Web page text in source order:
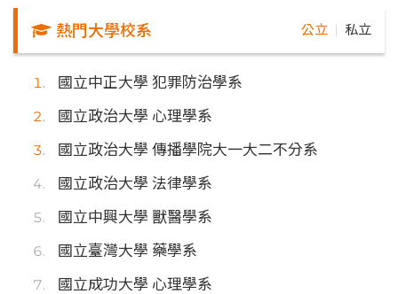
熱門大學校系 公立 私立
國立中正大學 犯罪防治學系
國立政治大學 心理學系
國立政治大學 傳播學院大一大二不分系
國立政治大學 法律學系
國立中興大學 獸醫學系
國立臺灣大學 藥學系
國立成功大學 心理學系